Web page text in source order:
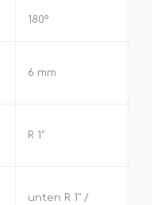
180°
6 mm
R 1"
unten R 1" /